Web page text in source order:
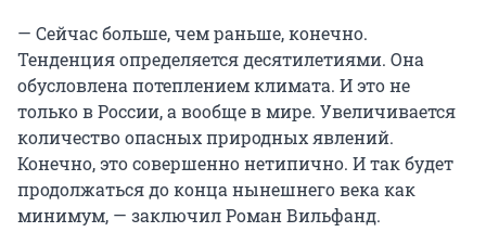
— Сейчас больше, чем раньше, конечно.
Тенденция определяется десятилетиями. Она
обусловлена потеплением климата. И это не
только в России, а вообще в мире. Увеличивается
количество опасных природных явлений.
Конечно, это совершенно нетипично. И так будет
продолжаться до конца нынешнего века как
минимум, — заключил Роман Вильфанд.